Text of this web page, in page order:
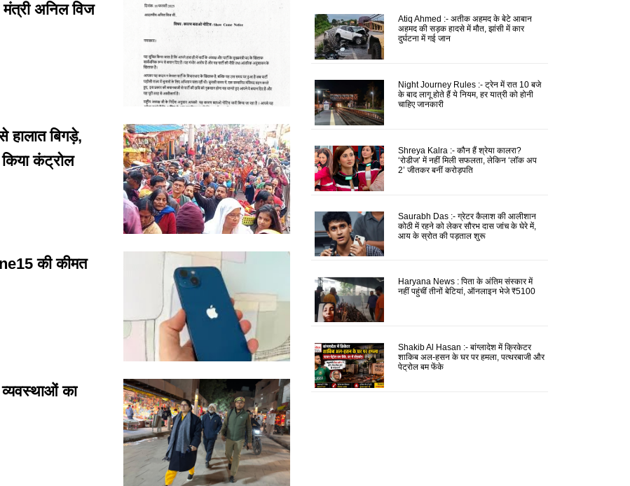
अनिल विज
बिगड़े,
कंट्रोल
की कीमत
का
Atiq Ahmed :- अतीक अहमद के बेटे आबान
अहमद की सड़क हादसे में मौत, झांसी में कार
दुर्घटना में गई जान
Night Journey Rules :- ट्रेन में रात 10 बजे
के बाद लागू होते हैं ये नियम, हर यात्री को होनी
चाहिए जानकारी
Shreya Kalra :- कौन हैं श्रेया कालरा?
‘रोडीज’ में नहीं मिली सफलता, लेकिन ‘लॉक अप
2’ जीतकर बनीं करोड़पति
Saurabh Das :- ग्रेटर कैलाश की आलीशान
कोठी में रहने को लेकर सौरभ दास जांच के घेरे में,
आय के स्रोत की पड़ताल शुरू
Haryana News : पिता के अंतिम संस्कार में
नहीं पहुंचीं तीनों बेटियां, ऑनलाइन भेजे ₹5100
Shakib Al Hasan :- बांग्लादेश में क्रिकेटर
शाकिब अल-हसन के घर पर हमला, पत्थरबाजी और
पेट्रोल बम फेंके